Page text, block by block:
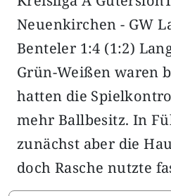
Neuenkirchen - GW
Benteler 1:4 (1:2)
Grün-Weißen waren
hatten die
mehr Ballbesitz. In
zunächst aber die
doch Rasche nutzte